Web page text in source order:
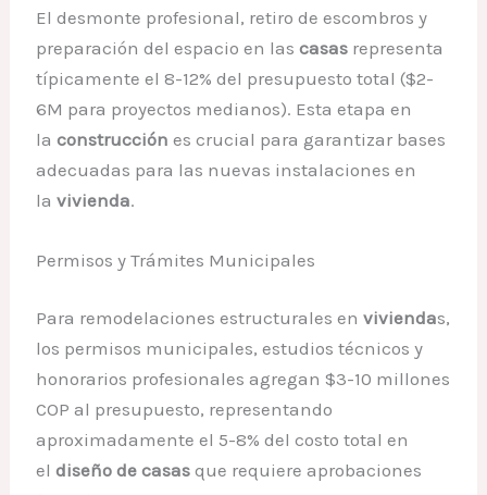
El desmonte profesional, retiro de escombros y
preparación del espacio en lascasas representa
típicamente el 8-12% del presupuesto total ($2-
6M para proyectos medianos). Esta etapa en
laconstrucción es crucial para garantizar bases
adecuadas para las nuevas instalaciones en
lavivienda.
Permisos y Trámites Municipales
Para remodelaciones estructurales enviviendas,
los permisos municipales, estudios técnicos y
honorarios profesionales agregan $3-10 millones
COP al presupuesto, representando
aproximadamente el 5-8% del costo total en
eldiseño de casas que requiere aprobaciones